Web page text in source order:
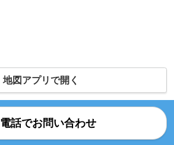
地図アプリで開く
電話でお問い合わせ